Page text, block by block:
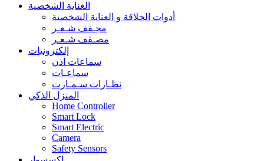
العناية الشخصية
أدوات الحلاقة و العناية الشخصية
مجـفف شـعـر
مصـفف شـعـر
إلكترونيات
سماعات اذن
سماعـات
نظـارات سـمـارت
المنزل الذكي
Home Controller
Smart Lock
Smart Electric
Camera
Safety Sensors